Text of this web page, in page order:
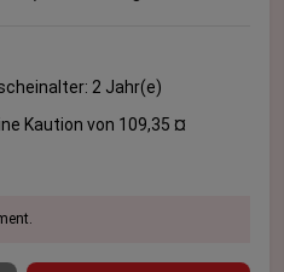
2 Jahr(e)
Kaution von 109,35 ¤